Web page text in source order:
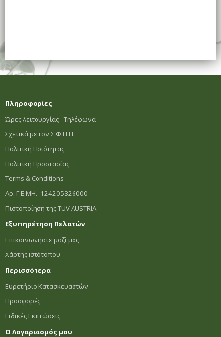
Πληροφορίες
Ώρες λειτουργίας - Τηλέφωνα
Σχετικά με τον Σ.Φ.Η.Π.
Πολιτική Ποιότητας
Πολιτική Προστασίας
Terms & Conditions
Αρ. Γ.Ε.ΜΗ.- 124205326000
Πιστοποίηση της TÜV AUSTRIA
Εξυπηρέτηση Πελατών
Επικοινωνήστε μαζί μας
Χάρτης Ιστότοπου
Περισσότερα
Ευρετήριο Κατασκευαστών
Προσφορές
Ειδικές Εκπτώσεις
Ο Λογαριασμός μου